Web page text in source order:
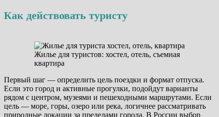
Как действовать туристу
Жилье для туристов: хостел, отель, съемная
квартира
Первый шаг — определить цель поездки и формат отпуска.
Если это город и активные прогулки, подойдут варианты
рядом с центром, музеями и пешеходными маршрутами. Если
цель — море, горы, озеро или река, логичнее рассматривать
природные локации за пределами города. В России выбор